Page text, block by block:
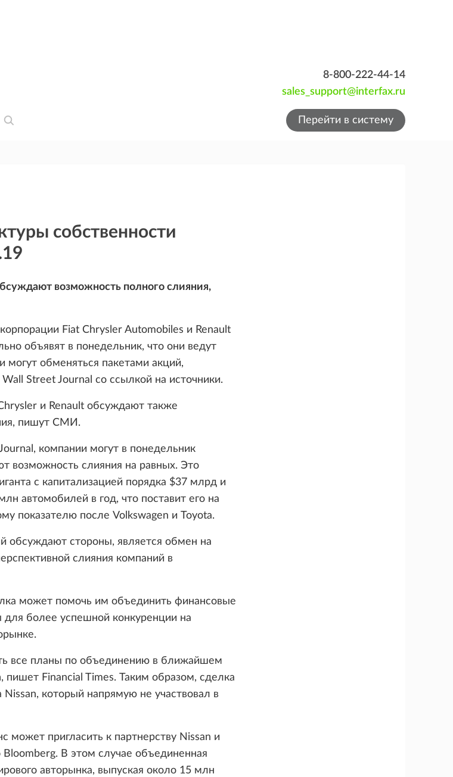
8-800-222-44-14
sales_support@interfax.ru
Перейти в систему
собственности
возможность полного слияния,
Fiat Chrysler Automobiles и Renault
объявят в понедельник, что они ведут
могут обменяться пакетами акций,
Street Journal со ссылкой на источники.
и Renault обсуждают также
пишут СМИ.
компании могут в понедельник
возможность слияния на равных. Это
с капитализацией порядка $37 млрд и
автомобилей в год, что поставит его на
показателю после Volkswagen и Toyota.
обсуждают стороны, является обмен на
слияния компаний в
может помочь им объединить финансовые
для более успешной конкуренции на
все планы по объединению в ближайшем
пишет Financial Times. Таким образом, сделка
который напрямую не участвовал в
может пригласить к партнерству Nissan и
Bloomberg. В этом случае объединенная
авторынка, выпуская около 15 млн